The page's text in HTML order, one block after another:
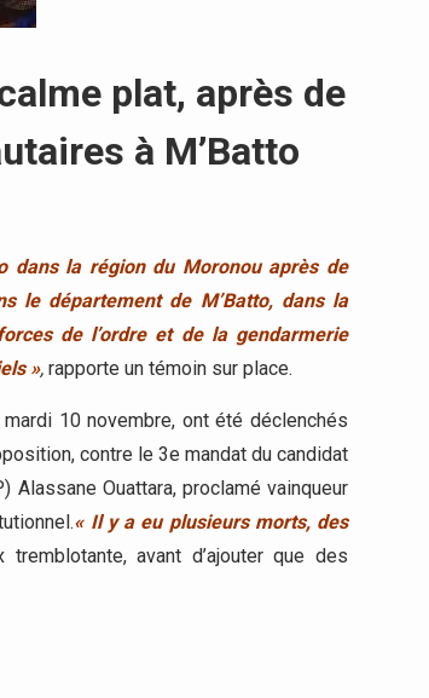
plat, après de
à M’Batto
dans la région du Moronou après de
le département de M’Batto, dans la
de l’ordre et de la gendarmerie
», rapporte un témoin sur place.
10 novembre, ont été déclenchés
contre le 3e mandat du candidat
Ouattara, proclamé vainqueur
« Il y a eu plusieurs morts, des
avant d’ajouter que des